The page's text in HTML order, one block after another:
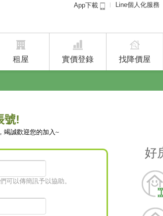
App下載 Line個人化服務
租屋 實價登錄 找降價屋
號!
竭誠歡迎您的加入~
可以傳簡訊予以協助。
好